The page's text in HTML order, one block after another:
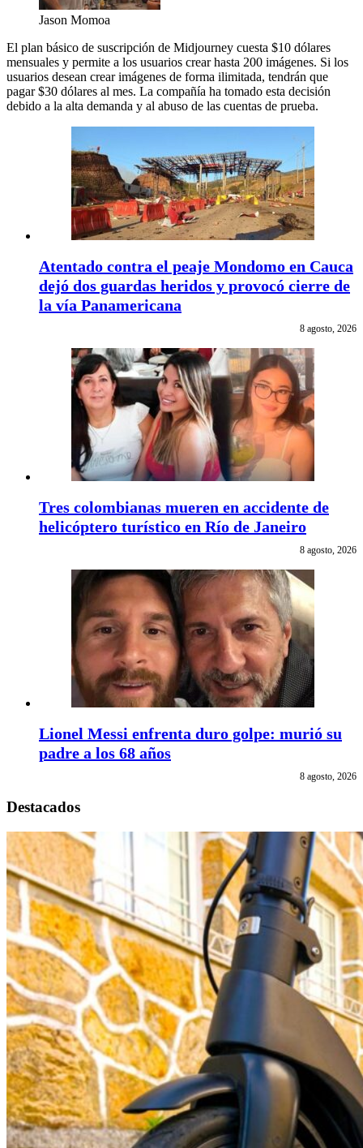
Jason Momoa
El plan básico de suscripción de Midjourney cuesta $10 dólares
mensuales y permite a los usuarios crear hasta 200 imágenes. Si los
usuarios desean crear imágenes de forma ilimitada, tendrán que
pagar $30 dólares al mes. La compañía ha tomado esta decisión
debido a la alta demanda y al abuso de las cuentas de prueba.
Atentado contra el peaje Mondomo en Cauca
dejó dos guardas heridos y provocó cierre de
la vía Panamericana
8 agosto, 2026
Tres colombianas mueren en accidente de
helicóptero turístico en Río de Janeiro
8 agosto, 2026
Lionel Messi enfrenta duro golpe: murió su
padre a los 68 años
8 agosto, 2026
Destacados